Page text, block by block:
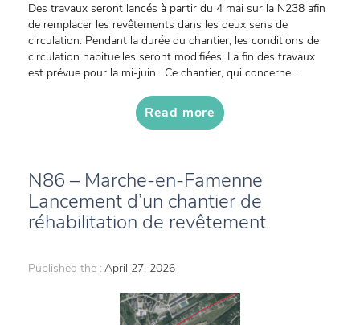
Des travaux seront lancés à partir du 4 mai sur la N238 afin
de remplacer les revêtements dans les deux sens de
circulation. Pendant la durée du chantier, les conditions de
circulation habituelles seront modifiées. La fin des travaux
est prévue pour la mi-juin. Ce chantier, qui concerne...
Read more
N86 – Marche-en-Famenne
Lancement d’un chantier de
réhabilitation de revêtement
Published the : April 27, 2026